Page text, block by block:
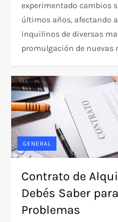
experimentado cambios
últimos años, afectando
inquilinos de diversas
promulgación de nuevas
GENERAL
Contrato de
Debés Saber
Problemas